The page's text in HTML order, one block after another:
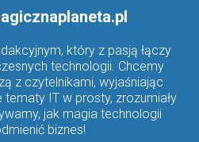
który z pasją łączy
technologii. Chcemy
z czytelnikami, wyjaśniając
tematy IT w prosty, zrozumiały
jak magia technologii
biznes!